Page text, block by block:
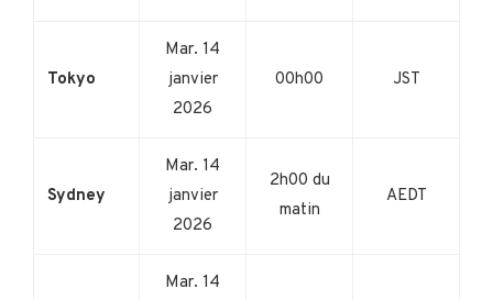
Tokyo
Mar. 14
janvier
2026
00h00 JST
Sydney
Mar. 14
janvier
2026
2h00 du
matin
AEDT
Mar. 14